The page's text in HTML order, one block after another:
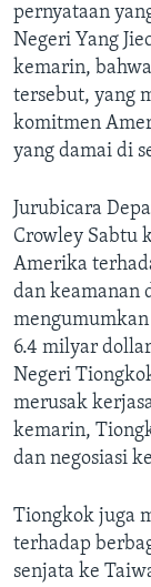
Bahasa-
pernyataan
Negeri Yang
kemarin,
tersebut, yang
komitmen
yang damai di
Jurubicara
Crowley Sabtu
Amerika
dan keamanan
6.4 milyar
Negeri
merusak
kemarin,
dan negosiasi
Tiongkok juga
terhadap
senjata ke